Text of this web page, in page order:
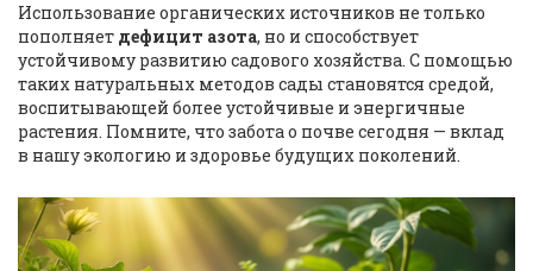
Использование органических источников не только
пополняет дефицит азота, но и способствует
устойчивому развитию садового хозяйства. С помощью
таких натуральных методов сады становятся средой,
воспитывающей более устойчивые и энергичные
растения. Помните, что забота о почве сегодня — вклад
в нашу экологию и здоровье будущих поколений.